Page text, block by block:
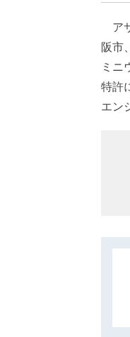
ア
阪市
ミニ
特許
エン